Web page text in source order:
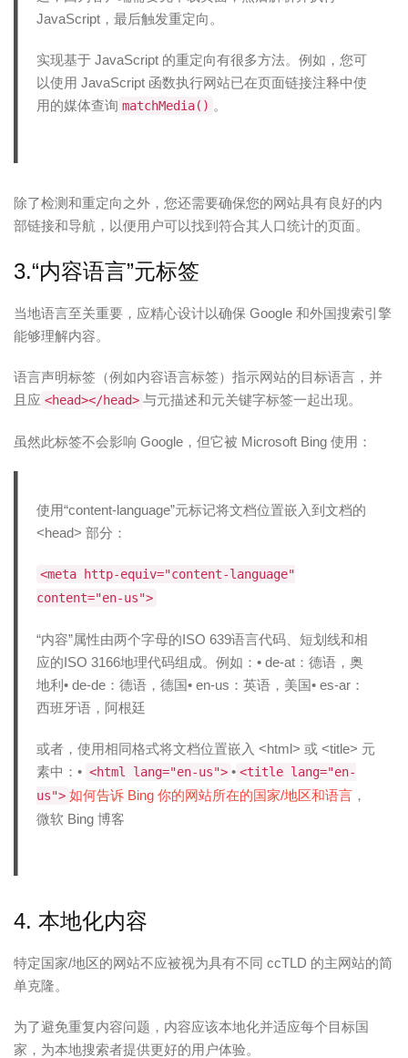
JavaScript，最后触发重定向。
实现基于 JavaScript 的重定向有很多方法。例如，您可
以使用 JavaScript 函数执行网站已在页面链接注释中使
用的媒体查询 matchMedia() 。
除了检测和重定向之外，您还需要确保您的网站具有良好的内
部链接和导航，以便用户可以找到符合其人口统计的页面。
3.“内容语言”元标签
当地语言至关重要，应精心设计以确保 Google 和外国搜索引擎
能够理解内容。
语言声明标签（例如内容语言标签）指示网站的目标语言，并
且应 <head></head> 与元描述和元关键字标签一起出现。
虽然此标签不会影响 Google，但它被 Microsoft Bing 使用：
使用“content-language”元标记将文档位置嵌入到文档的
<head> 部分：
<meta http-equiv="content-language"
content="en-us">
“内容”属性由两个字母的ISO 639语言代码、短划线和相
应的ISO 3166地理代码组成。例如：• de-at：德语，奥
地利• de-de：德语，德国• en-us：英语，美国• es-ar：
西班牙语，阿根廷
或者，使用相同格式将文档位置嵌入 <html> 或 <title> 元
素中：• <html lang="en-us"> • <title lang="en-
us"> 如何告诉 Bing 你的网站所在的国家/地区和语言，
微软 Bing 博客
4. 本地化内容
特定国家/地区的网站不应被视为具有不同 ccTLD 的主网站的简
单克隆。
为了避免重复内容问题，内容应该本地化并适应每个目标国
家，为本地搜索者提供更好的用户体验。